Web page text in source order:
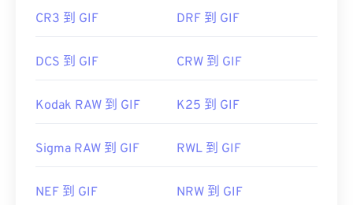
CR3 到 GIF DRF 到 GIF
DCS 到 GIF CRW 到 GIF
Kodak RAW 到 GIF K25 到 GIF
Sigma RAW 到 GIF RWL 到 GIF
NEF 到 GIF NRW 到 GIF